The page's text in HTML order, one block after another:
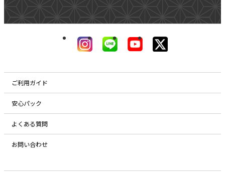
ご利用ガイド
安心パック
よくある質問
お問い合わせ